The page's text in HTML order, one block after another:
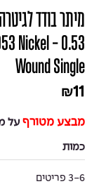
מיתר בודד
Nickel
Wound Single
₪11
מבצע מטורף על
כמות
3-6 פריטים